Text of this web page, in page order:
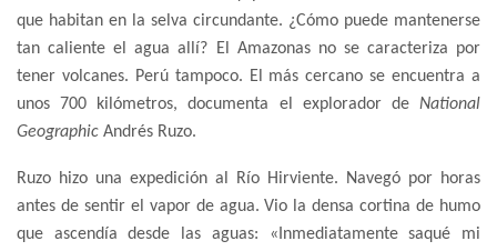
que habitan en la selva circundante. ¿Cómo puede mantenerse
tan caliente el agua allí? El Amazonas no se caracteriza por
tener volcanes. Perú tampoco. El más cercano se encuentra a
unos 700 kilómetros, documenta el explorador de National
Geographic Andrés Ruzo.
Ruzo hizo una expedición al Río Hirviente. Navegó por horas
antes de sentir el vapor de agua. Vio la densa cortina de humo
que ascendía desde las aguas: «Inmediatamente saqué mi